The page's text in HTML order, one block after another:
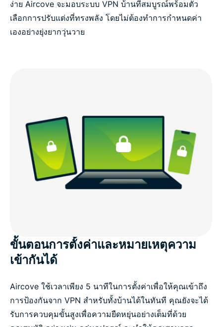
ง่าย Aircove จะมอบระบบ VPN บ้านที่สมบูรณ์พร้อมตัว
เลือกการปรับแต่งที่ทรงพลัง โดยไม่ต้องทำการกำหนดค่า
เองอย่างยุ่งยากวุ่นวาย
ขั้นตอนการตั้งค่าและหมายเหตุความ
เข้ากันได้
Aircove ใช้เวลาเพียง 5 นาทีในการตั้งค่าเพื่อให้คุณเข้าถึง
การป้องกันจาก VPN สำหรับทั้งบ้านได้ในทันที คุณยังจะได้
รับการควบคุมขั้นสูงเพื่อความยืดหยุ่นอย่างเต็มที่ด้วย